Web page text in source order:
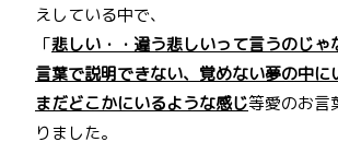
えしている中で、
「悲しい・・違う悲しいって言うのじゃ
言葉で説明できない、覚めない夢の中に
まだどこかにいるような感じ等愛のお言
りました。